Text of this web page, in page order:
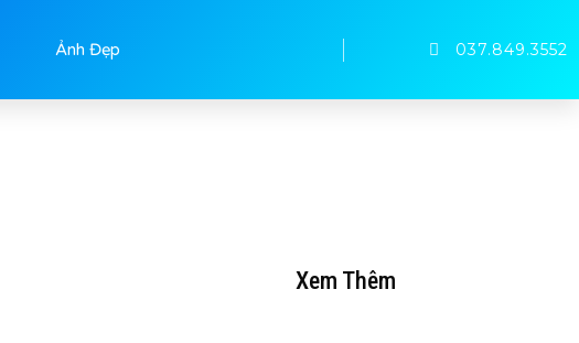
Ảnh Đẹp 037.849.3552
Xem Thêm